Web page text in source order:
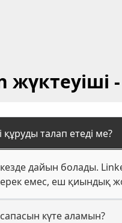
құруды талап етеді ме?
дайын болады.
емес, еш қиындық
күте аламын?